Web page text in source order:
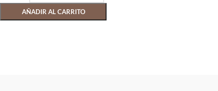
AÑADIR AL CARRITO